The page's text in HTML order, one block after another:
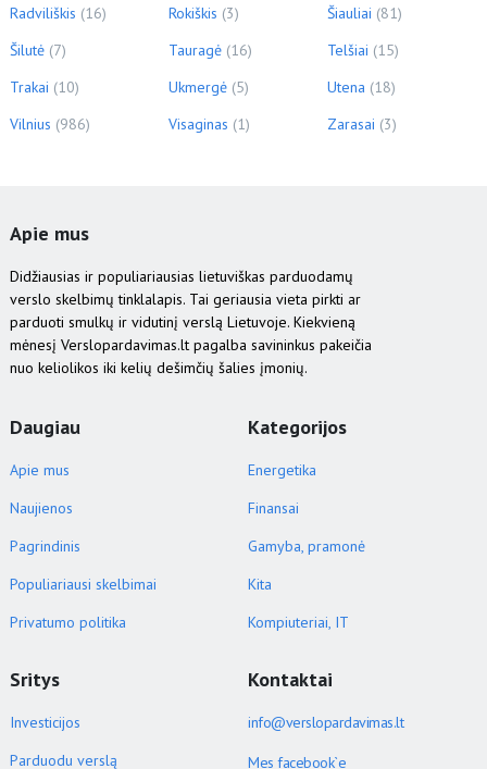
Radviliškis (16) Rokiškis (3) Šiauliai (81)
Šilutė (7) Tauragė (16) Telšiai (15)
Trakai (10) Ukmergė (5) Utena (18)
Vilnius (986) Visaginas (1) Zarasai (3)
Apie mus
Didžiausias ir populiariausias lietuviškas parduodamų
verslo skelbimų tinklalapis. Tai geriausia vieta pirkti ar
parduoti smulkų ir vidutinį verslą Lietuvoje. Kiekvieną
mėnesį Verslopardavimas.lt pagalba savininkus pakeičia
nuo keliolikos iki kelių dešimčių šalies įmonių.
Daugiau
Apie mus
Naujienos
Pagrindinis
Populiariausi skelbimai
Privatumo politika
Kategorijos
Energetika
Finansai
Gamyba, pramonė
Kita
Kompiuteriai, IT
Sritys
Investicijos
Parduodu verslą
Kontaktai
info@verslopardavimas.lt
Mes facebook`e